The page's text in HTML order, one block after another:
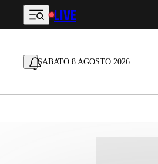
Vai al contenuto principale
LIVE
SABATO 8 AGOSTO 2026